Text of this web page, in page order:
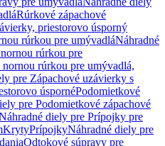
Rúrkové zápachové
priestorovo úsporný
rúrkou pre umývadláNáhradné
rúrkou pre
rúrkou pre umývadlá,
pre Zápachové uzávierky s
úspornéPodomietkové
pre Podomietkové zápachové
diely pre Prípojky pre
KrytyPrípojkyNáhradné diely pre
Odtokové súpravy pre